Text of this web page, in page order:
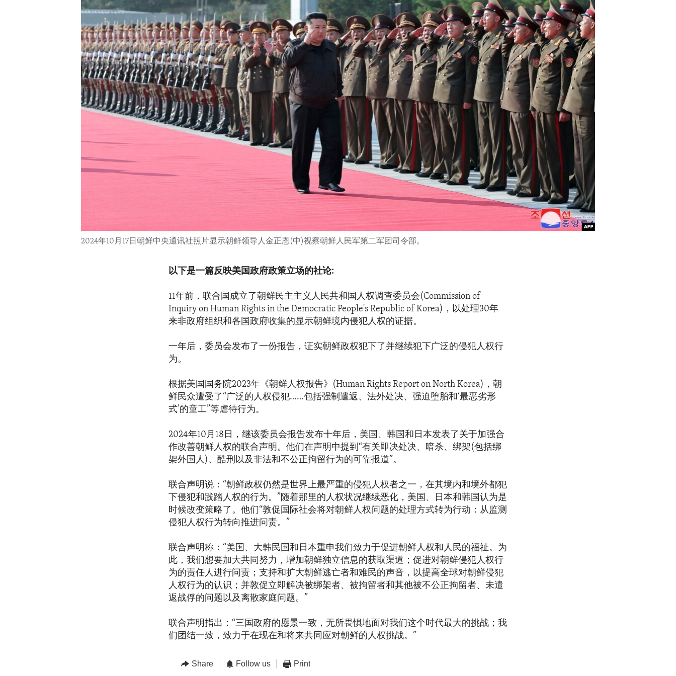
IDEALS AND INSTITUTIONS
2024年10月17日朝鲜中央通讯社照片​​显示朝鲜领导人金正恩(中)视察朝鲜人民军第二军团司令部。
以下是一篇反映美国政府政策立场的社论:
11年前，联合国成立了朝鲜民主主义人民共和国人权调查委员会(Commission of
Inquiry on Human Rights in the Democratic People's Republic of Korea)，以处理30年
来非政府组织和各国政府收集的显示朝鲜境内侵犯人权的证据。
一年后，委员会发布了一份报告，证实朝鲜政权犯下了并继续犯下广泛的侵犯人权行
为。
根据美国国务院2023年《朝鲜人权报告》(Human Rights Report on North Korea)，朝
鲜民众遭受了“广泛的人权侵犯……包括强制遣返、法外处决、强迫堕胎和‘最恶劣形
式’的童工”等虐待行为。
2024年10月18日，继该委员会报告发布十年后，美国、韩国和日本发表了关于加强合
作改善朝鲜人权的联合声明。他们在声明中提到“有关即决处决、暗杀、绑架(包括绑
架外国人)、酷刑以及非法和不公正拘留行为的可靠报道”。
联合声明说：“朝鲜政权仍然是世界上最严重的侵犯人权者之一，在其境内和境外都犯
下侵犯和践踏人权的行为。”随着那里的人权状况继续恶化，美国、日本和韩国认为是
时候改变策略了。他们“敦促国际社会将对朝鲜人权问题的处理方式转为行动：从监测
侵犯人权行为转向推进问责。”
联合声明称：“美国、大韩民国和日本重申我们致力于促进朝鲜人权和人民的福祉。为
此，我们想要加大共同努力，增加朝鲜独立信息的获取渠道；促进对朝鲜侵犯人权行
为的责任人进行问责；支持和扩大朝鲜逃亡者和难民的声音，以提高全球对朝鲜侵犯
人权行为的认识；并敦促立即解决被绑架者、被拘留者和其他被不公正拘留者、未遣
返战俘的问题以及离散家庭问题。”
联合声明指出：“三国政府的愿景一致，无所畏惧地面对我们这个时代最大的挑战；我
们团结一致，致力于在现在和将来共同应对朝鲜的人权挑战。”
Share Follow us Print